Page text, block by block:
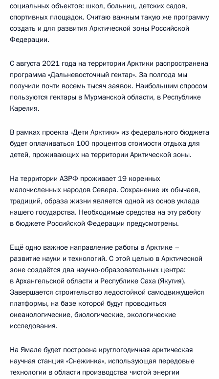
социальных объектов: школ, больниц, детских садов,
спортивных площадок. Считаю важным такую же программу
создать и для развития Арктической зоны Российской
Федерации.
С августа 2021 года на территории Арктики распространена
программа «Дальневосточный гектар». За полгода мы
получили почти восемь тысяч заявок. Наибольшим спросом
пользуются гектары в Мурманской области, в Республике
Карелия.
В рамках проекта «Дети Арктики» из федерального бюджета
будет оплачиваться 100 процентов стоимости отдыха для
детей, проживающих на территории Арктической зоны.
На территории АЗРФ проживает 19 коренных
малочисленных народов Севера. Сохранение их обычаев,
традиций, образа жизни является одной из основ уклада
нашего государства. Необходимые средства на эту работу
в бюджете Российской Федерации предусмотрены.
Ещё одно важное направление работы в Арктике –
развитие науки и технологий. С этой целью в Арктической
зоне создаётся два научно-образовательных центра:
в Архангельской области и Республике Саха (Якутия).
Завершается строительство ледостойкой самодвижущейся
платформы, на базе которой будут проводиться
океанологические, биологические, экологические
исследования.
На Ямале будет построена круглогодичная арктическая
научная станция «Снежинка», использующая передовые
технологии в области производства чистой энергии